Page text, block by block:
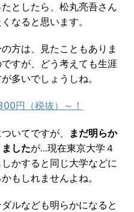
としたら、松丸亮吾さん
なると思います。
方は、見たこともありま
すが、どう考えても生涯
多いでしょうしね。
円（税抜）～！
いてですが、
まだ明らか
したが…現在東京大学４
かすると同じ大学などに
もしれませんよね。
ルなども明らかになると